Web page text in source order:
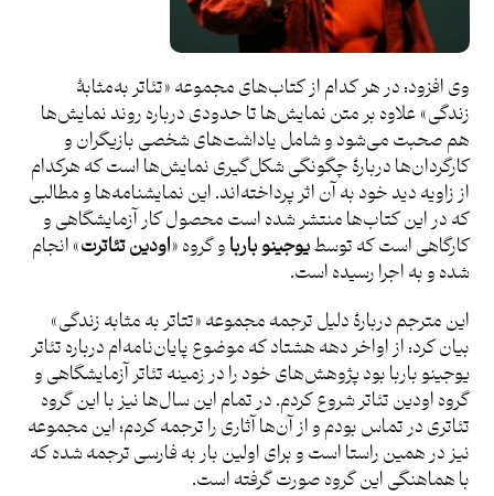
وی افزود: در هر کدام از کتاب‌های مجموعه «تئاتر به‌مثابۀ
زندگی» علاوه بر متن نمایش‌ها تا حدودی درباره روند نمایش‌ها
هم صحبت می‌شود و شامل یاداشت‌های شخصی بازیگران و
کارگردان‌ها دربارۀ چگونگی شکل‌گیری نمایش‌ها است که هرکدام
از زاویه دید خود به آن اثر پرداخته‌اند. این نمایشنامه‌ها و مطالبی
که در این کتاب‌ها منتشر شده است محصول کار آزمایشگاهی و
کارگاهی است که توسطیوجینو بارباو گروه «اودین تئاترت» انجام
شده و به اجرا رسیده است.
این مترجم دربارۀ دلیل ترجمه مجموعه «تتاتر به مثابه زندگی»
بیان کرد: از اواخر دهه هشتاد که موضوع پایان‌نامه‌ام درباره تئاتر
یوجینو باربا بود پژوهش‌های خود را در زمینه تئاتر آزمایشگاهی و
گروه اودین تئاتر شروع کردم. در تمام این سال‌ها نیز با این گروه
تئاتری در تماس بودم و از آن‌ها آثاری را ترجمه کردم؛ این مجموعه
نیز در همین راستا است و برای اولین بار به فارسی ترجمه شده که
با هماهنگی این گروه صورت گرفته است.